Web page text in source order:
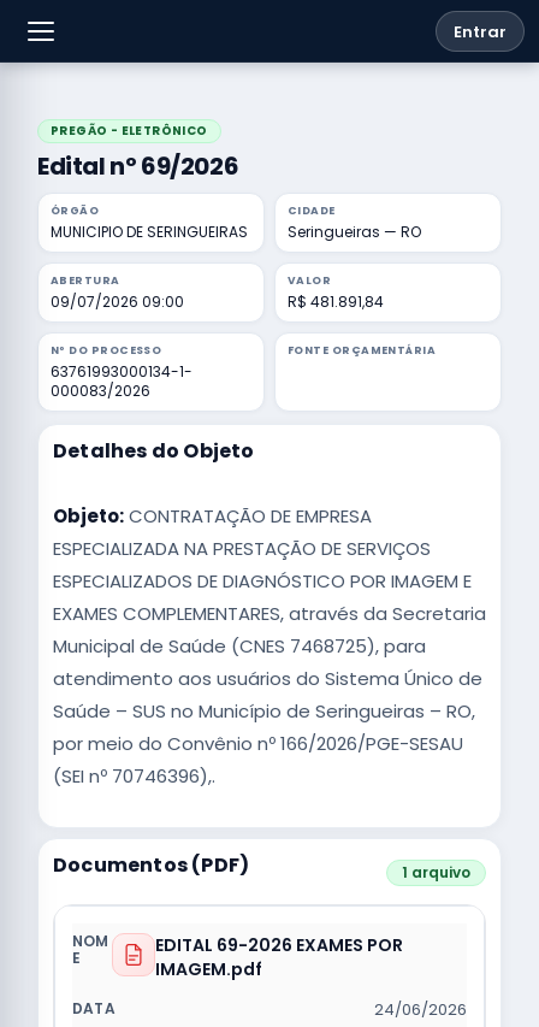
Entrar
PREGÃO - ELETRÔNICO
Edital nº 69/2026
ÓRGÃO
MUNICIPIO DE SERINGUEIRAS
CIDADE
Seringueiras — RO
ABERTURA
09/07/2026 09:00
VALOR
R$ 481.891,84
Nº DO PROCESSO
63761993000134-1-
000083/2026
FONTE ORÇAMENTÁRIA
Detalhes do Objeto
Objeto:CONTRATAÇÃO DE EMPRESA
ESPECIALIZADA NA PRESTAÇÃO DE SERVIÇOS
ESPECIALIZADOS DE DIAGNÓSTICO POR IMAGEM E
EXAMES COMPLEMENTARES, através da Secretaria
Municipal de Saúde (CNES 7468725), para
atendimento aos usuários do Sistema Único de
Saúde – SUS no Município de Seringueiras – RO,
por meio do Convênio nº 166/2026/PGE-SESAU
(SEI nº 70746396),.
Documentos (PDF) 1 arquivo
EDITAL 69-2026 EXAMES POR
IMAGEM.pdf
24/06/2026